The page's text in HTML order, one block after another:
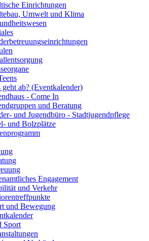
Einrichtungen
Umwelt und Klima
geht ab? (Eventkalender)
- Come In
und Beratung
und Jugendbüro - Stadtjugendpflege
und Bolzplätze
Engagement
und Verkehr
und Bewegung
Sport